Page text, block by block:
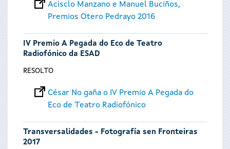
Acisclo Manzano e Manuel Buciños,
Premios Otero Pedrayo 2016
IV Premio A Pegada do Eco de Teatro
Radiofónico da ESAD
RESOLTO
César No gaña o IV Premio A Pegada do
Eco de Teatro Radiofónico
Transversalidades - Fotografía sen Fronteiras
2017